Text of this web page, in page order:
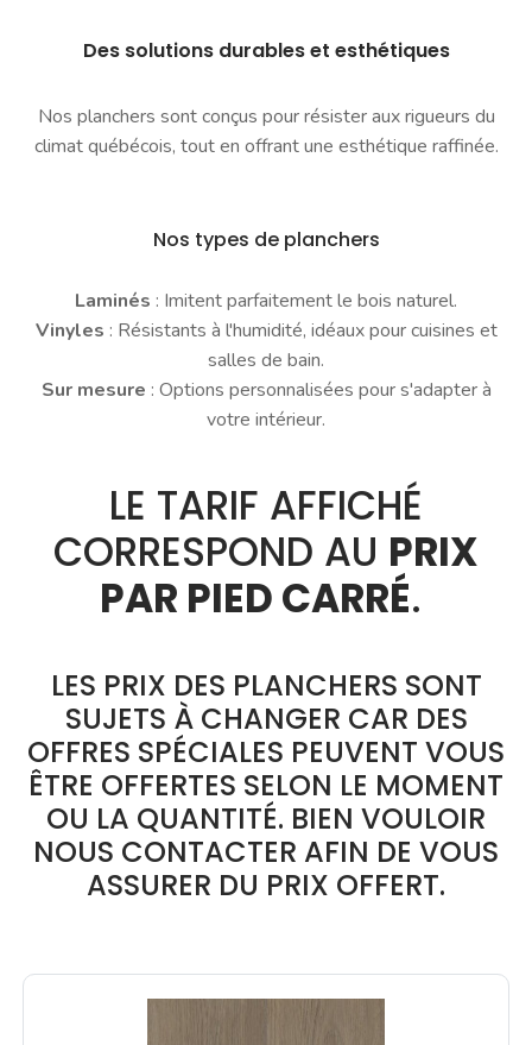
Des solutions durables et esthétiques
Nos planchers sont conçus pour résister aux rigueurs du
climat québécois, tout en offrant une esthétique raffinée.
Nos types de planchers
Laminés : Imitent parfaitement le bois naturel.
Vinyles : Résistants à l'humidité, idéaux pour cuisines et
salles de bain.
Sur mesure : Options personnalisées pour s'adapter à
votre intérieur.
LE TARIF AFFICHÉ
CORRESPOND AU PRIX
PAR PIED CARRÉ.
LES PRIX DES PLANCHERS SONT
SUJETS À CHANGER CAR DES
OFFRES SPÉCIALES PEUVENT VOUS
ÊTRE OFFERTES SELON LE MOMENT
OU LA QUANTITÉ. BIEN VOULOIR
NOUS CONTACTER AFIN DE VOUS
ASSURER DU PRIX OFFERT.